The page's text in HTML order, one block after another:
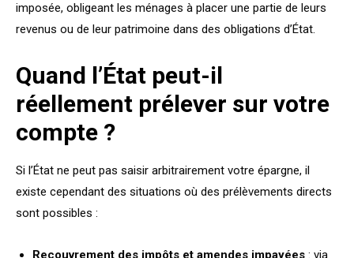
imposée, obligeant les ménages à placer une partie de leurs
revenus ou de leur patrimoine dans des obligations d’État.
Quand l’État peut-il
réellement prélever sur votre
compte ?
Si l’État ne peut pas saisir arbitrairement votre épargne, il
existe cependant des situations où des prélèvements directs
sont possibles :
Recouvrement des impôts et amendes impayées : via